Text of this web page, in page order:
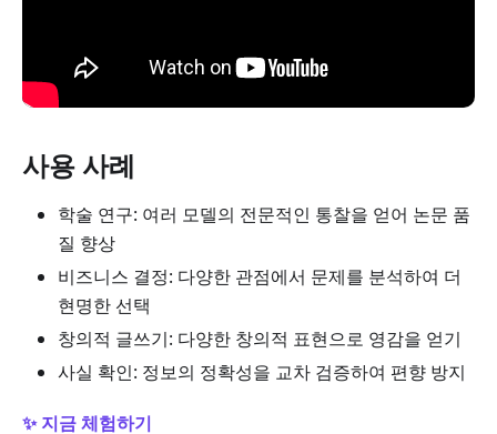
사용 사례
학술 연구: 여러 모델의 전문적인 통찰을 얻어 논문 품
질 향상
비즈니스 결정: 다양한 관점에서 문제를 분석하여 더
현명한 선택
창의적 글쓰기: 다양한 창의적 표현으로 영감을 얻기
사실 확인: 정보의 정확성을 교차 검증하여 편향 방지
✨ 지금 체험하기